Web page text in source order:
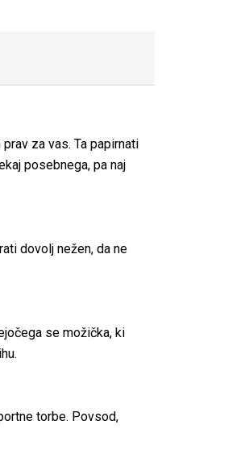
za vas. Ta papirnati
posebnega, pa naj
dovolj nežen, da ne
se možička, ki
torbe. Povsod,